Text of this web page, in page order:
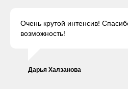
Очень крутой интенсив!
возможность!
Дарья Халзанова